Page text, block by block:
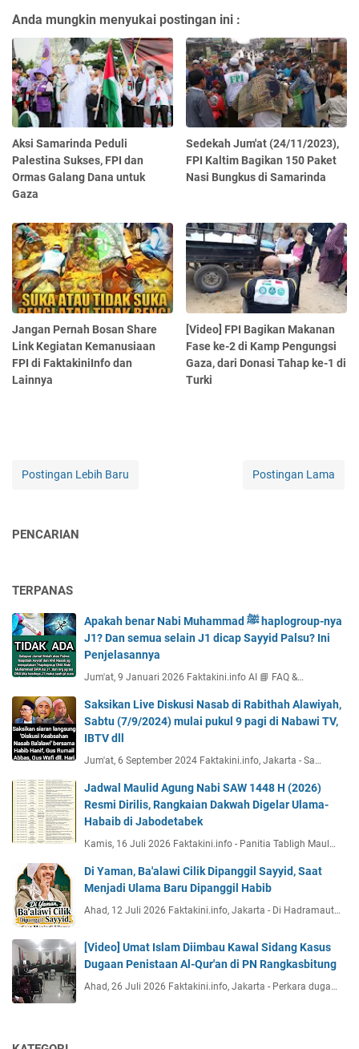
Anda mungkin menyukai postingan ini :
Aksi Samarinda Peduli
Palestina Sukses, FPI dan
Ormas Galang Dana untuk
Gaza
Sedekah Jum'at (24/11/2023),
FPI Kaltim Bagikan 150 Paket
Nasi Bungkus di Samarinda
Jangan Pernah Bosan Share
Link Kegiatan Kemanusiaan
FPI di FaktakiniInfo dan
Lainnya
[Video] FPI Bagikan Makanan
Fase ke-2 di Kamp Pengungsi
Gaza, dari Donasi Tahap ke-1 di
Turki
Postingan Lebih Baru Postingan Lama
PENCARIAN
TERPANAS
Apakah benar Nabi Muhammad ﷺ haplogroup-nya
J1? Dan semua selain J1 dicap Sayyid Palsu? Ini
Penjelasannya
Jum'at, 9 Januari 2026 Faktakini.info AI 📘 FAQ &…
Saksikan Live Diskusi Nasab di Rabithah Alawiyah,
Sabtu (7/9/2024) mulai pukul 9 pagi di Nabawi TV,
IBTV dll
Jum'at, 6 September 2024 Faktakini.info, Jakarta - Sa…
Jadwal Maulid Agung Nabi SAW 1448 H (2026)
Resmi Dirilis, Rangkaian Dakwah Digelar Ulama-
Habaib di Jabodetabek
Kamis, 16 Juli 2026 Faktakini.info - Panitia Tabligh Maul…
Di Yaman, Ba'alawi Cilik Dipanggil Sayyid, Saat
Menjadi Ulama Baru Dipanggil Habib
Ahad, 12 Juli 2026 Faktakini.info, Jakarta - Di Hadramaut…
[Video] Umat Islam Diimbau Kawal Sidang Kasus
Dugaan Penistaan Al-Qur'an di PN Rangkasbitung
Ahad, 26 Juli 2026 Faktakini.info, Jakarta - Perkara duga…